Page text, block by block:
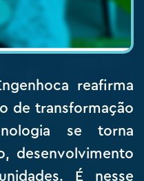
reafirma
de transformação
se torna
desenvolvimento
É nesse